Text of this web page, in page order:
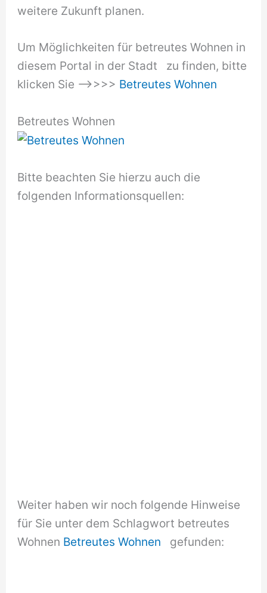
weitere Zukunft planen.
Um Möglichkeiten für betreutes Wohnen in
diesem Portal in der Stadt zu finden, bitte
klicken Sie —–>>>> Betreutes Wohnen
Betreutes Wohnen
Bitte beachten Sie hierzu auch die
folgenden Informationsquellen:
Weiter haben wir noch folgende Hinweise
für Sie unter dem Schlagwort betreutes
Wohnen Betreutes Wohnen gefunden: